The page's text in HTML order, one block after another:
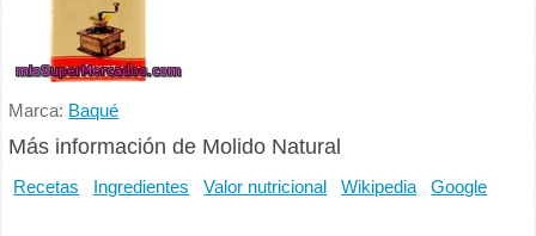
Marca: Baqué
Más información de Molido Natural
Recetas Ingredientes Valor nutricional Wikipedia Google